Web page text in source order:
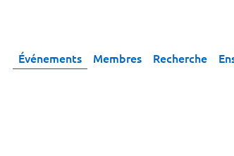
Événements Membres Recherche